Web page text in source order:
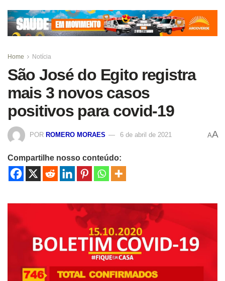
Home Notícia
São José do Egito registra
mais 3 novos casos
positivos para covid-19
POR ROMERO MORAES 6 de abril de 2021 AA
Compartilhe nosso conteúdo: